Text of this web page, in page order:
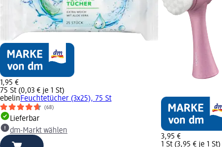
1,95 €
75 St (0,03 € je 1 St)
ebelinFeuchtetücher (3x25), 75 St
(68)
Lieferbar
dm-Markt wählen
3,95 €
1 St (3,95 € je 1 St)